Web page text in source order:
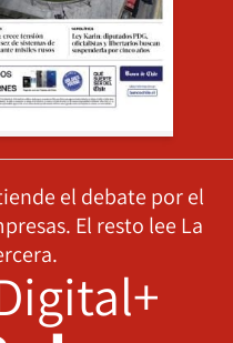
el debate por el
El resto lee La